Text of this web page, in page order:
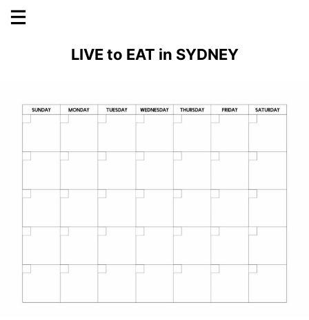
LIVE to EAT in SYDNEY